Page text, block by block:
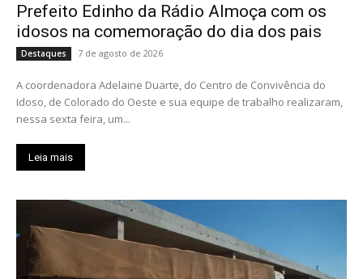
Prefeito Edinho da Rádio Almoça com os
idosos na comemoração do dia dos pais
Destaques 7 de agosto de 2026
A coordenadora Adelaine Duarte, do Centro de Convivência do
Idoso, de Colorado do Oeste e sua equipe de trabalho realizaram,
nessa sexta feira, um...
Leia mais